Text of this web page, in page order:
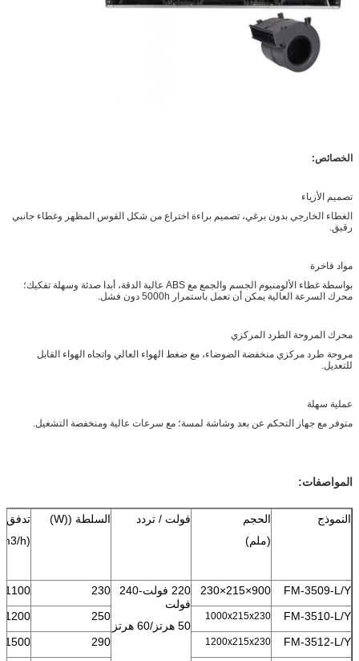
الخصائص:
تصميم الأزياء
الغطاء الخارجي بدون برغي، تصميم براءة اختراع من شكل القوس المظهر وغطاء جانبي
رقيق.
مواد فاخرة
بواسطة غطاء الألومنيوم الجسم والجمع مع ABS عالية الدقة، أبدا صدئة وسهلة تفكيك؛
محرك السرعة العالية يمكن أن تعمل باستمرار 5000h دون فشل.
محرك المروحة الطرد المركزي
مروحة طرد مركزي منخفضة الضوضاء، مع ضغط الهواء العالي واتجاه الهواء القابل
للتعديل.
عملية سهلة
متوفر مع جهاز التحكم عن بعد وشاشة لمسة؛ مع سرعات عالية ومنخفضة التشغيل.
المواصفات:
النموذج
الحجم
(ملم)
فولت / تردد السلطة ((W)
تدفق
(m3/h)
FM-3509-L/Y
900×215×230
220 فولت-240
فولت
50 هرتز/60 هرتز
230
1100
FM-3510-L/Y
1000x215x230
250
1200
FM-3512-L/Y
1200x215x230
290
1500